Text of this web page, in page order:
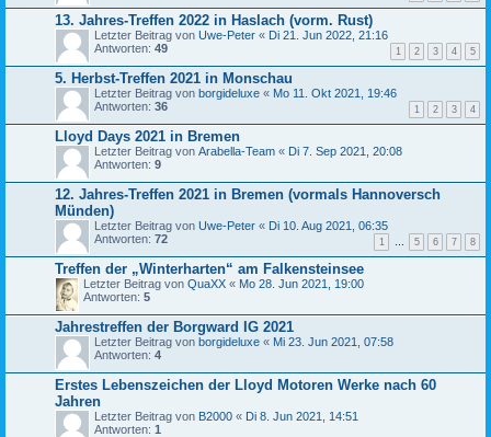
13. Jahres-Treffen 2022 in Haslach (vorm. Rust)
Letzter Beitrag von Uwe-Peter « Di 21. Jun 2022, 21:16
Antworten: 49 1 2 3 4 5
5. Herbst-Treffen 2021 in Monschau
Letzter Beitrag von borgideluxe « Mo 11. Okt 2021, 19:46
Antworten: 36 1 2 3 4
Lloyd Days 2021 in Bremen
Letzter Beitrag von Arabella-Team « Di 7. Sep 2021, 20:08
Antworten: 9
12. Jahres-Treffen 2021 in Bremen (vormals Hannoversch
Münden)
Letzter Beitrag von Uwe-Peter « Di 10. Aug 2021, 06:35
Antworten: 72 1 … 5 6 7 8
Treffen der „Winterharten“ am Falkensteinsee
Letzter Beitrag von QuaXX « Mo 28. Jun 2021, 19:00
Antworten: 5
Jahrestreffen der Borgward IG 2021
Letzter Beitrag von borgideluxe « Mi 23. Jun 2021, 07:58
Antworten: 4
Erstes Lebenszeichen der Lloyd Motoren Werke nach 60
Jahren
Letzter Beitrag von B2000 « Di 8. Jun 2021, 14:51
Antworten: 1